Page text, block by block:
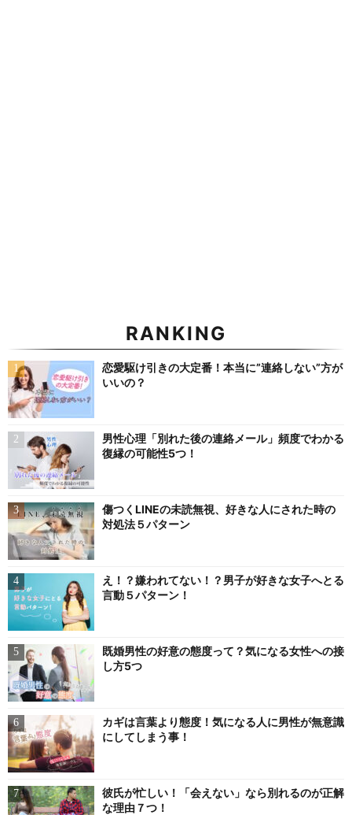
RANKING
恋愛駆け引きの大定番！本当に”連絡しない”方が
いいの？
男性心理「別れた後の連絡メール」頻度でわかる
復縁の可能性5つ！
傷つくLINEの未読無視、好きな人にされた時の
対処法５パターン
え！？嫌われてない！？男子が好きな女子へとる
言動５パターン！
既婚男性の好意の態度って？気になる女性への接
し方5つ
カギは言葉より態度！気になる人に男性が無意識
にしてしまう事！
彼氏が忙しい！「会えない」なら別れるのが正解
な理由７つ！